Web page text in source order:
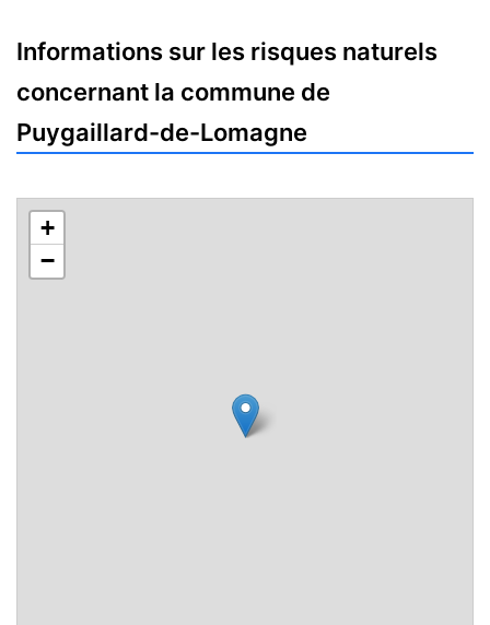
Informations sur les risques naturels
concernant la commune de
Puygaillard-de-Lomagne
+
−